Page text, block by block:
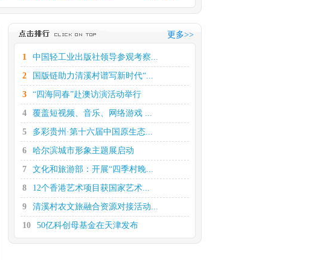
行
更多>>
1 中国轻工业出版社领导参观考察...
2 国版链助力清溪村谱写新时代“...
3 “四海同春”赴澳访演活动举行
4 覆盖短视频、音乐、网络游戏 ...
5 多彩贵州·第十六届中国原生态...
6 哈尔滨城市形象主题展启动
7 文化和旅游部：开展“四季村晚...
8 12个香港艺术项目获国家艺术...
9 清溪村农文旅融合资源对接活动...
10 50亿科创母基金在天津发布
11 券商趁《繁花》热开展宣传和投...